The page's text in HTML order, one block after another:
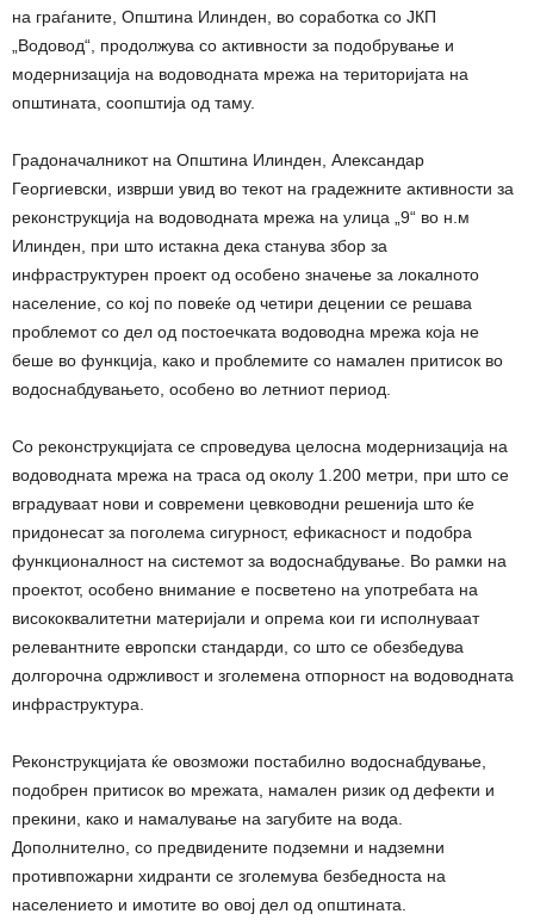
на граѓаните, Општина Илинден, во соработка со ЈКП
„Водовод“, продолжува со активности за подобрување и
модернизација на водоводната мрежа на територијата на
општината, соопштија од таму.
Градоначалникот на Општина Илинден, Александар
Георгиевски, изврши увид во текот на градежните активности за
реконструкција на водоводната мрежа на улица „9“ во н.м
Илинден, при што истакна дека станува збор за
инфраструктурен проект од особено значење за локалното
население, со кој по повеќе од четири децении се решава
проблемот со дел од постоечката водоводна мрежа која не
беше во функција, како и проблемите со намален притисок во
водоснабдувањето, особено во летниот период.
Со реконструкцијата се спроведува целосна модернизација на
водоводната мрежа на траса од околу 1.200 метри, при што се
вградуваат нови и современи цевководни решенија што ќе
придонесат за поголема сигурност, ефикасност и подобра
функционалност на системот за водоснабдување. Во рамки на
проектот, особено внимание е посветено на употребата на
висококвалитетни материјали и опрема кои ги исполнуваат
релевантните европски стандарди, со што се обезбедува
долгорочна одржливост и зголемена отпорност на водоводната
инфраструктура.
Реконструкцијата ќе овозможи постабилно водоснабдување,
подобрен притисок во мрежата, намален ризик од дефекти и
прекини, како и намалување на загубите на вода.
Дополнително, со предвидените подземни и надземни
противпожарни хидранти се зголемува безбедноста на
населението и имотите во овој дел од општината.